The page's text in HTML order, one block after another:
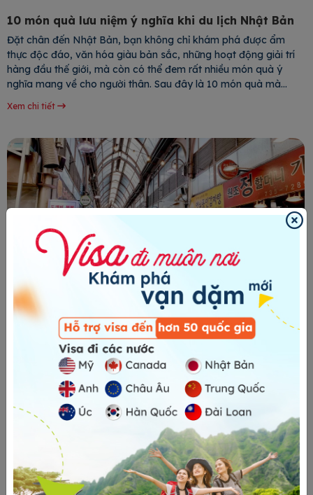
10 món quà lưu niệm ý nghĩa khi du lịch Nhật Bản
Đặt chân đến Nhật Bản, bạn không chỉ khám phá được ẩm
thực độc đáo, văn hóa giàu bản sắc, những hoạt động giải trí
hàng đầu thế giới, mà còn có thể đem rất nhiều món quà ý
nghĩa mang về cho người thân. Sau đây là 10 món quà mà
24HVISA gợi ý cho bạn khi đi du
Xem chi tiết
Chợ Tongin, ngôi chợ độc đáo nằm gần cung
Gyeongbokgung
Chợ Tongin nằm ở phía tây cung Gyeongbokgung – cung điện
có tượng trưng cho thời đại Joseon. Chợ truyền thống này có
thể được mệnh danh là “tiệc đứng tại con phố dài 300m sôi
động nhất ở Hàn Quốc” vì chợ có chương trình “Box Lunch
Café” độc đáo. Hãy cùng 24HVISA khám phá ngôi chợ này
Xem chi tiết